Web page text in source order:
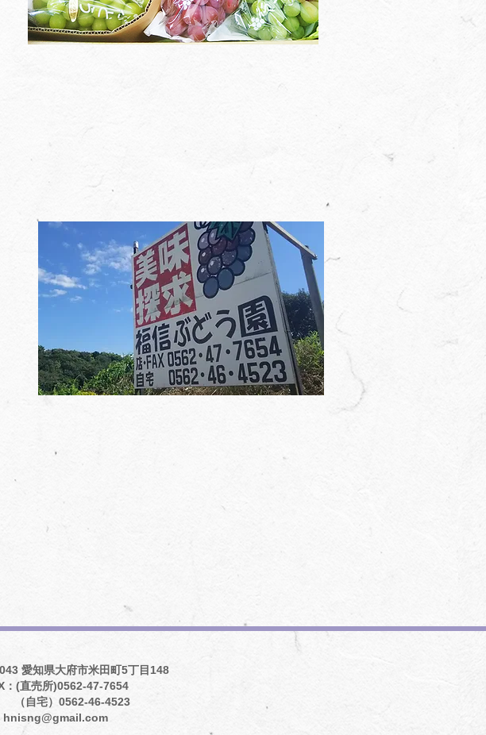
愛知県大府市米田町5丁目148
：(直売所)0562-47-7654
）0562-46-4523
hnisng@gmail.com